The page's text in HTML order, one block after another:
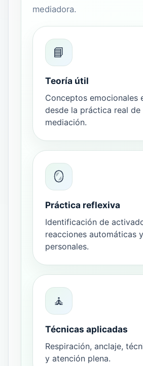
mediadora.
📘
Teoría útil
Conceptos emocionales
desde la práctica real de
mediación.
🪞
Práctica reflexiva
Identificación de
reacciones automáticas
personales.
🧘
Técnicas aplicadas
Respiración, anclaje,
y atención plena.